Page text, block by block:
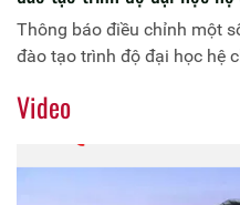
Thông báo điều chỉnh một
đào tạo trình độ đại học hệ
Video